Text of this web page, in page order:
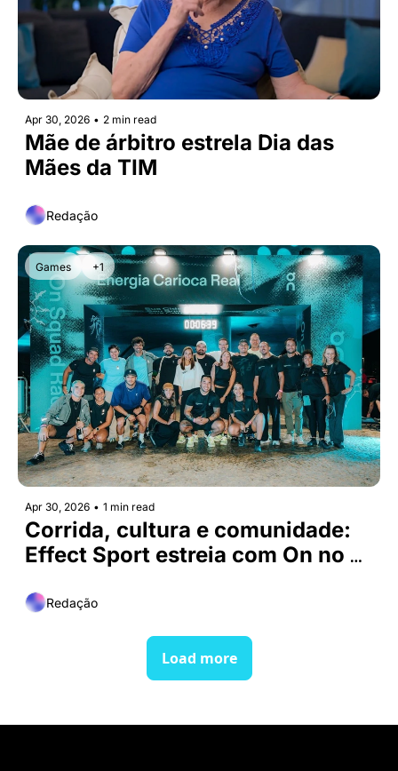
Apr 30, 2026 • 2 min read
Mãe de árbitro estrela Dia das
Mães da TIM
Redação
Games +1
Apr 30, 2026 • 1 min read
Corrida, cultura e comunidade:
Effect Sport estreia com On no
Redação
Load more